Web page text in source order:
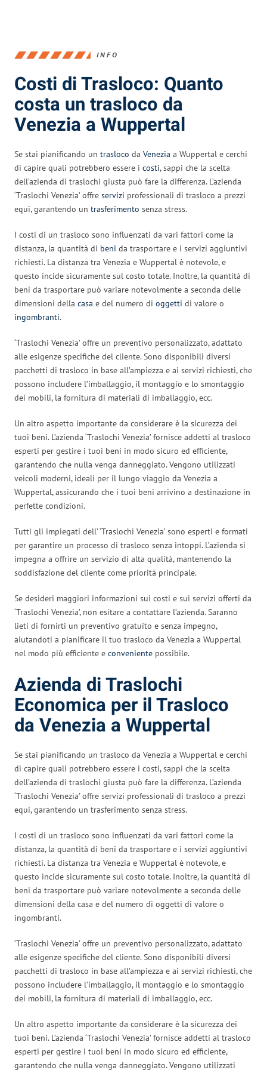
INFO
Costi di Trasloco: Quanto
costa un trasloco da
Venezia a Wuppertal
Se stai pianificando un trasloco da Venezia a Wuppertal e cerchi
di capire quali potrebbero essere i costi, sappi che la scelta
dell’azienda di traslochi giusta può fare la differenza. L’azienda
‘Traslochi Venezia’ offre servizi professionali di trasloco a prezzi
equi, garantendo un trasferimento senza stress.
I costi di un trasloco sono influenzati da vari fattori come la
distanza, la quantità di beni da trasportare e i servizi aggiuntivi
richiesti. La distanza tra Venezia e Wuppertal è notevole, e
questo incide sicuramente sul costo totale. Inoltre, la quantità di
beni da trasportare può variare notevolmente a seconda delle
dimensioni della casa e del numero di oggetti di valore o
ingombranti.
‘Traslochi Venezia’ offre un preventivo personalizzato, adattato
alle esigenze specifiche del cliente. Sono disponibili diversi
pacchetti di trasloco in base all’ampiezza e ai servizi richiesti, che
possono includere l’imballaggio, il montaggio e lo smontaggio
dei mobili, la fornitura di materiali di imballaggio, ecc.
Un altro aspetto importante da considerare è la sicurezza dei
tuoi beni. L’azienda ‘Traslochi Venezia’ fornisce addetti al trasloco
esperti per gestire i tuoi beni in modo sicuro ed efficiente,
garantendo che nulla venga danneggiato. Vengono utilizzati
veicoli moderni, ideali per il lungo viaggio da Venezia a
Wuppertal, assicurando che i tuoi beni arrivino a destinazione in
perfette condizioni.
Tutti gli impiegati dell’ ‘Traslochi Venezia’ sono esperti e formati
per garantire un processo di trasloco senza intoppi. L’azienda si
impegna a offrire un servizio di alta qualità, mantenendo la
soddisfazione del cliente come priorità principale.
Se desideri maggiori informazioni sui costi e sui servizi offerti da
‘Traslochi Venezia’, non esitare a contattare l’azienda. Saranno
lieti di fornirti un preventivo gratuito e senza impegno,
aiutandoti a pianificare il tuo trasloco da Venezia a Wuppertal
nel modo più efficiente e conveniente possibile.
Azienda di Traslochi
Economica per il Trasloco
da Venezia a Wuppertal
Se stai pianificando un trasloco da Venezia a Wuppertal e cerchi
di capire quali potrebbero essere i costi, sappi che la scelta
dell’azienda di traslochi giusta può fare la differenza. L’azienda
‘Traslochi Venezia’ offre servizi professionali di trasloco a prezzi
equi, garantendo un trasferimento senza stress.
I costi di un trasloco sono influenzati da vari fattori come la
distanza, la quantità di beni da trasportare e i servizi aggiuntivi
richiesti. La distanza tra Venezia e Wuppertal è notevole, e
questo incide sicuramente sul costo totale. Inoltre, la quantità di
beni da trasportare può variare notevolmente a seconda delle
dimensioni della casa e del numero di oggetti di valore o
ingombranti.
‘Traslochi Venezia’ offre un preventivo personalizzato, adattato
alle esigenze specifiche del cliente. Sono disponibili diversi
pacchetti di trasloco in base all’ampiezza e ai servizi richiesti, che
possono includere l’imballaggio, il montaggio e lo smontaggio
dei mobili, la fornitura di materiali di imballaggio, ecc.
Un altro aspetto importante da considerare è la sicurezza dei
tuoi beni. L’azienda ‘Traslochi Venezia’ fornisce addetti al trasloco
esperti per gestire i tuoi beni in modo sicuro ed efficiente,
garantendo che nulla venga danneggiato. Vengono utilizzati